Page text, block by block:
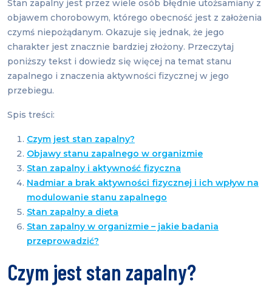
Stan zapalny jest przez wiele osób błędnie utożsamiany z
objawem chorobowym, którego obecność jest z założenia
czymś niepożądanym. Okazuje się jednak, że jego
charakter jest znacznie bardziej złożony. Przeczytaj
poniższy tekst i dowiedz się więcej na temat stanu
zapalnego i znaczenia aktywności fizycznej w jego
przebiegu.
Spis treści:
Czym jest stan zapalny?
Objawy stanu zapalnego w organizmie
Stan zapalny i aktywność fizyczna
Nadmiar a brak aktywności fizycznej i ich wpływ na
modulowanie stanu zapalnego
Stan zapalny a dieta
Stan zapalny w organizmie – jakie badania
przeprowadzić?
Czym jest stan zapalny?